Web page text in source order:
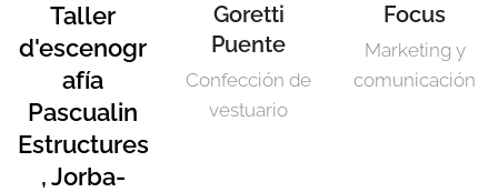
Taller
d'escenogr
afía
Pascualin
Estructures
, Jorba-
Goretti
Puente
Confección de
vestuario
Focus
Marketing y
comunicación